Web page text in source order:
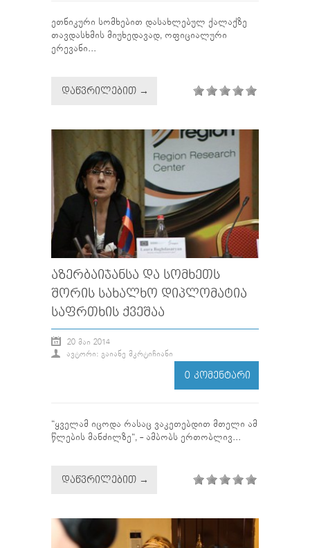
ეთნიკური სომხებით დასახლებულ ქალაქზე
თავდასხმის მიუხედავად, ოფიციალური
ერევანი...
ᲓᲐᲬᲕᲠᲘᲚᲔᲑᲘᲗ →
ᲐᲖᲔᲠᲑᲐᲘᲯᲐᲜᲡᲐ ᲓᲐ ᲡᲝᲛᲮᲔᲗᲡ
ᲨᲝᲠᲘᲡ ᲡᲐᲮᲐᲚᲮᲝ ᲓᲘᲞᲚᲝᲛᲐᲢᲘᲐ
ᲡᲐᲤᲠᲗᲮᲘᲡ ᲥᲕᲔᲨᲐᲐ
20 ᲛᲐᲘ 2014
ᲐᲕᲢᲝᲠᲘ: ᲒᲐᲘᲐᲜᲔ ᲛᲙᲠᲢᲘᲩᲘᲐᲜᲘ
0 ᲙᲝᲛᲔᲜᲢᲐᲠᲘ
“ყველამ იცოდა რასაც ვაკეთებდით მთელი ამ
წლების მანძილზე“, - ამბობს ერთობლივ...
ᲓᲐᲬᲕᲠᲘᲚᲔᲑᲘᲗ →